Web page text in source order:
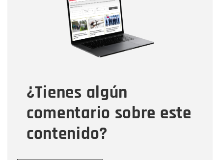
¿Tienes algún
comentario sobre este
contenido?
Correo electrónico
Tipo de comentario
Mensaje